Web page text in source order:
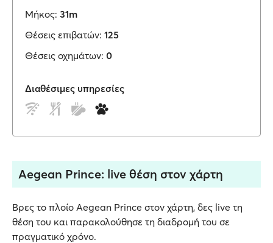
Μήκος: 31m
Θέσεις επιβατών: 125
Θέσεις οχημάτων: 0
Διαθέσιμες υπηρεσίες
Aegean Prince: live θέση στον χάρτη
Βρες το πλοίο Aegean Prince στον χάρτη, δες live τη
θέση του και παρακολούθησε τη διαδρομή του σε
πραγματικό χρόνο.